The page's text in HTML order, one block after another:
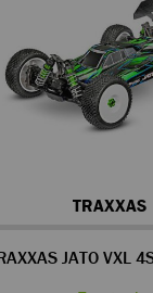
TRAXXAS